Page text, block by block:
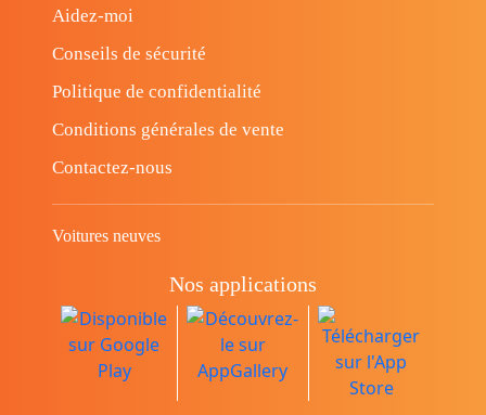
Aidez-moi
Conseils de sécurité
Politique de confidentialité
Conditions générales de vente
Contactez-nous
Voitures neuves
Nos applications